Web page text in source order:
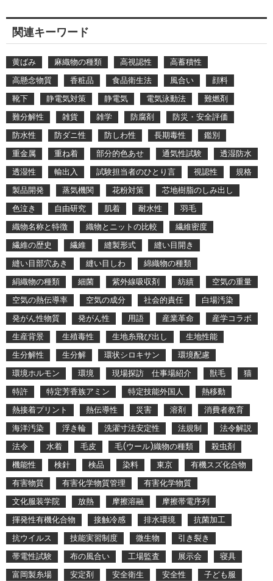
関連キーワード
黄ばみ 麻織物の種類 高視認性
高蓄積性
高懸念物質
香粧品 食品衛生法 風合い
顔料
靴下
静電気対策 静電気 電気泳動法
難燃剤
難分解性
雑貨 雑学 防腐剤
防災・安全評価
防水性
防ダニ性 防しわ性 長期毒性
鑑別
重金属
重ね着 部分的色あせ 通気性試験
透湿防水
透湿性
輸出入 試験担当者のひとり言 視認性
規格
製品開発
蒸気機関 花粉対策
芯地樹脂のしみ出し
色泣き
自由研究 肌着 耐水性
羽毛
織物名称と特徴
織物とニットの比較
繊維密度
繊維の歴史
繊維 縫製形式
縫い目開き
縫い目部穴あき
縫い目しわ
綿織物の種類
絹織物の種類
細菌 紫外線吸収剤 紡績
空気の重量
空気の熱伝導率
空気の成分 社会的責任
白場汚染
発がん性物質
発がん性 用語 産業革命
産学コラボ
生産背景
生殖毒性 生地糸飛び出し
生地性能
生分解性
生分解 環状シロキサン
環境配慮
環境ホルモン
環境 現場探訪 仕事場紹介 獣毛
猫
特許
特定芳香族アミン 特定技能外国人
熱移動
熱接着プリント
熱伝導性 災害 溶剤
消費者教育
海洋汚染
浮き輪 洗濯寸法安定性 法規制
法令解説
法令
水着 毛皮 毛(ウール)織物の種類
殺虫剤
機能性
検針 検品 染料 東京
有機スズ化合物
有害物質
有害化学物質管理
有害化学物質
文化服装学院
放熱 摩擦溶融
摩擦帯電序列
揮発性有機化合物
接触冷感 排水環境
抗菌加工
抗ウイルス
技能実習制度 微生物
引き裂き
帯電性試験
布の風合い 工場監査 展示会
寝具
富岡製糸場
安定剤 安全衛生 安全性
子ども服